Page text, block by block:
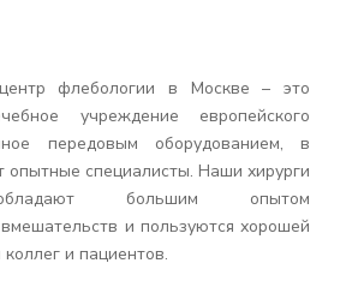
флебологии в Москве – это
учреждение европейского
передовым оборудованием, в
опытные специалисты. Наши хирурги
большим опытом
и пользуются хорошей
и пациентов.